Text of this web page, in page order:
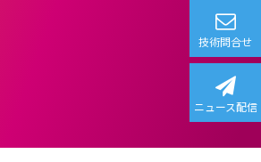
技術問合せ
ニュース配信